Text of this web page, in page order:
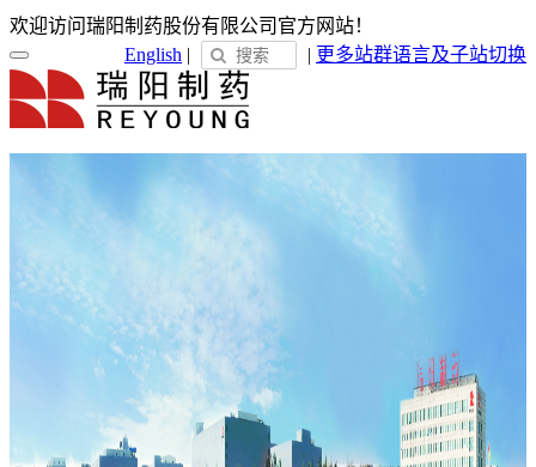
欢迎访问瑞阳制药股份有限公司官方网站！
语言及子站切换
English | | 更多站群
关于瑞阳
瑞阳简介
企业文化
新闻中心
瑞阳动态
通知公告
媒体聚焦
员工天地